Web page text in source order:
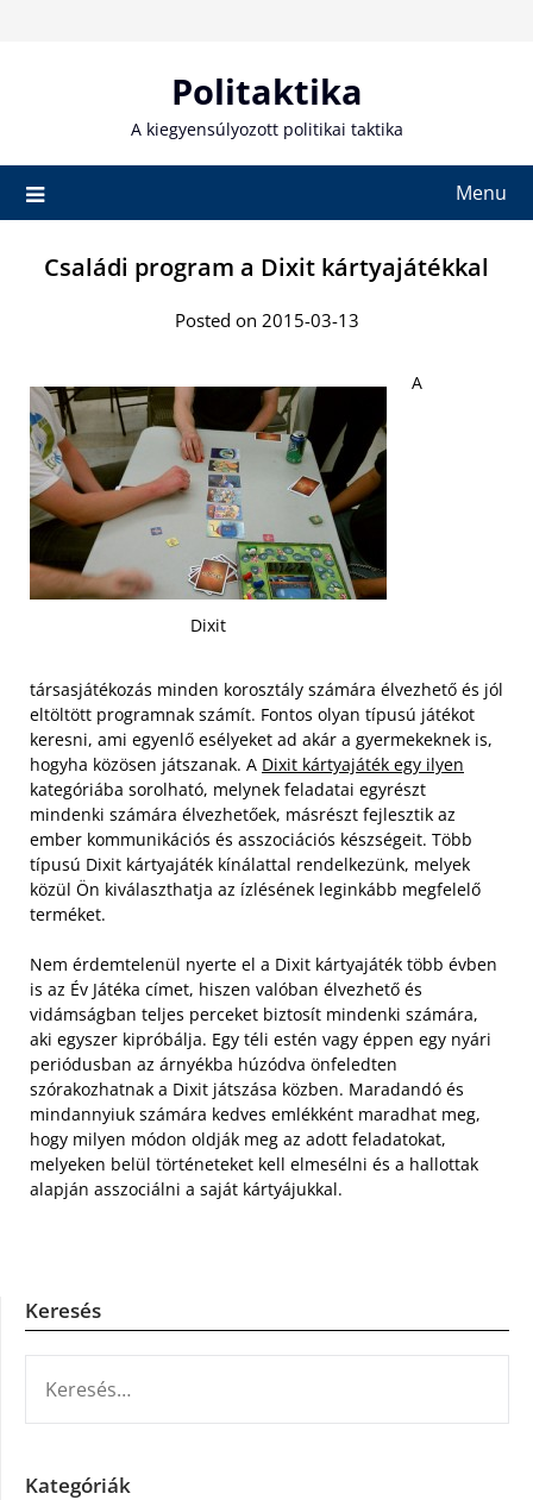
Politaktika
A kiegyensúlyozott politikai taktika
Menu
Családi program a Dixit kártyajátékkal
Posted on 2015-03-13
Dixit
A
társasjátékozás minden korosztály számára élvezhető és jól
eltöltött programnak számít. Fontos olyan típusú játékot
keresni, ami egyenlő esélyeket ad akár a gyermekeknek is,
hogyha közösen játszanak. A Dixit kártyajáték egy ilyen
kategóriába sorolható, melynek feladatai egyrészt
mindenki számára élvezhetőek, másrészt fejlesztik az
ember kommunikációs és asszociációs készségeit. Több
típusú Dixit kártyajáték kínálattal rendelkezünk, melyek
közül Ön kiválaszthatja az ízlésének leginkább megfelelő
terméket.
Nem érdemtelenül nyerte el a Dixit kártyajáték több évben
is az Év Játéka címet, hiszen valóban élvezhető és
vidámságban teljes perceket biztosít mindenki számára,
aki egyszer kipróbálja. Egy téli estén vagy éppen egy nyári
periódusban az árnyékba húzódva önfeledten
szórakozhatnak a Dixit játszása közben. Maradandó és
mindannyiuk számára kedves emlékként maradhat meg,
hogy milyen módon oldják meg az adott feladatokat,
melyeken belül történeteket kell elmesélni és a hallottak
alapján asszociálni a saját kártyájukkal.
Keresés
Kategóriák